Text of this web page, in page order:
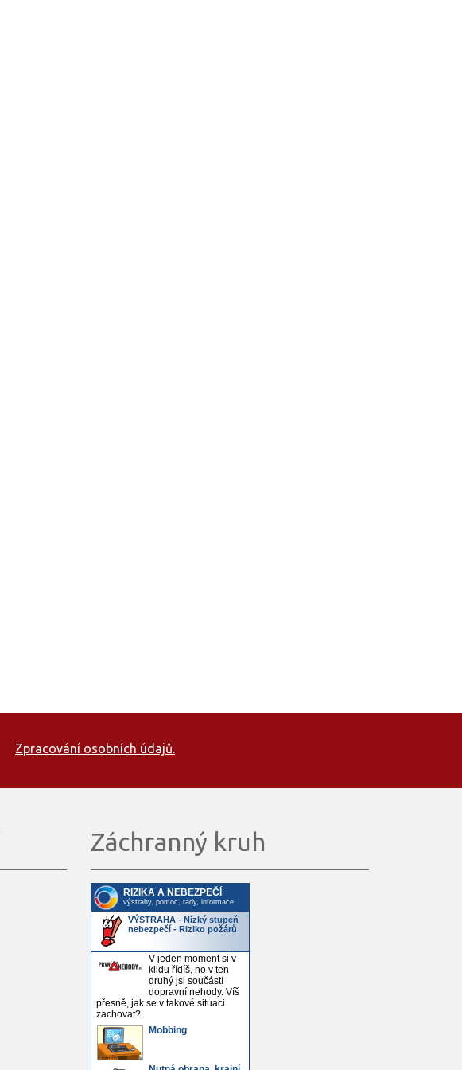
Zpracování osobních údajů.
Záchranný kruh